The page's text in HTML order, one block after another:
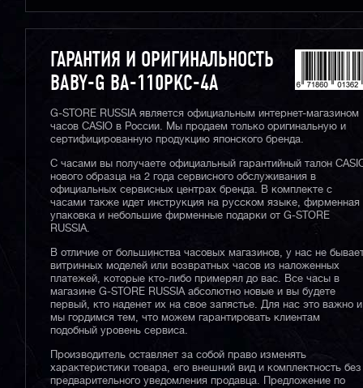
ГАРАНТИЯ И ОРИГИНАЛЬНОСТЬ
BABY-G BA-110PKC-4A
G-STORE RUSSIA является официальным интернет-магазином
часов CASIO в России. Мы продаем только оригинальную и
сертифицированную продукцию японского бренда.
С часами вы получаете официальный гарантийный талон
нового образца на 2 года сервисного обслуживания в
официальных сервисных центрах бренда. В комплекте с
часами также идет инструкция на русском языке, фирменная
упаковка и небольшие фирменные подарки от G-STORE
RUSSIA.
В отличие от большинства часовых магазинов, у нас не
витринных моделей или возвратных часов из наложенных
платежей, которые кто-либо примерял до вас. Все часы в
магазине G-STORE RUSSIA абсолютно новые и вы будете
первый, кто наденет их на свое запястье. Для нас это важно и
мы гордимся тем, что можем гарантировать клиентам
подобный уровень сервиса.
Производитель оставляет за собой право изменять
характеристики товара, его внешний вид и комплектность без
предварительного уведомления продавца. Предложение по